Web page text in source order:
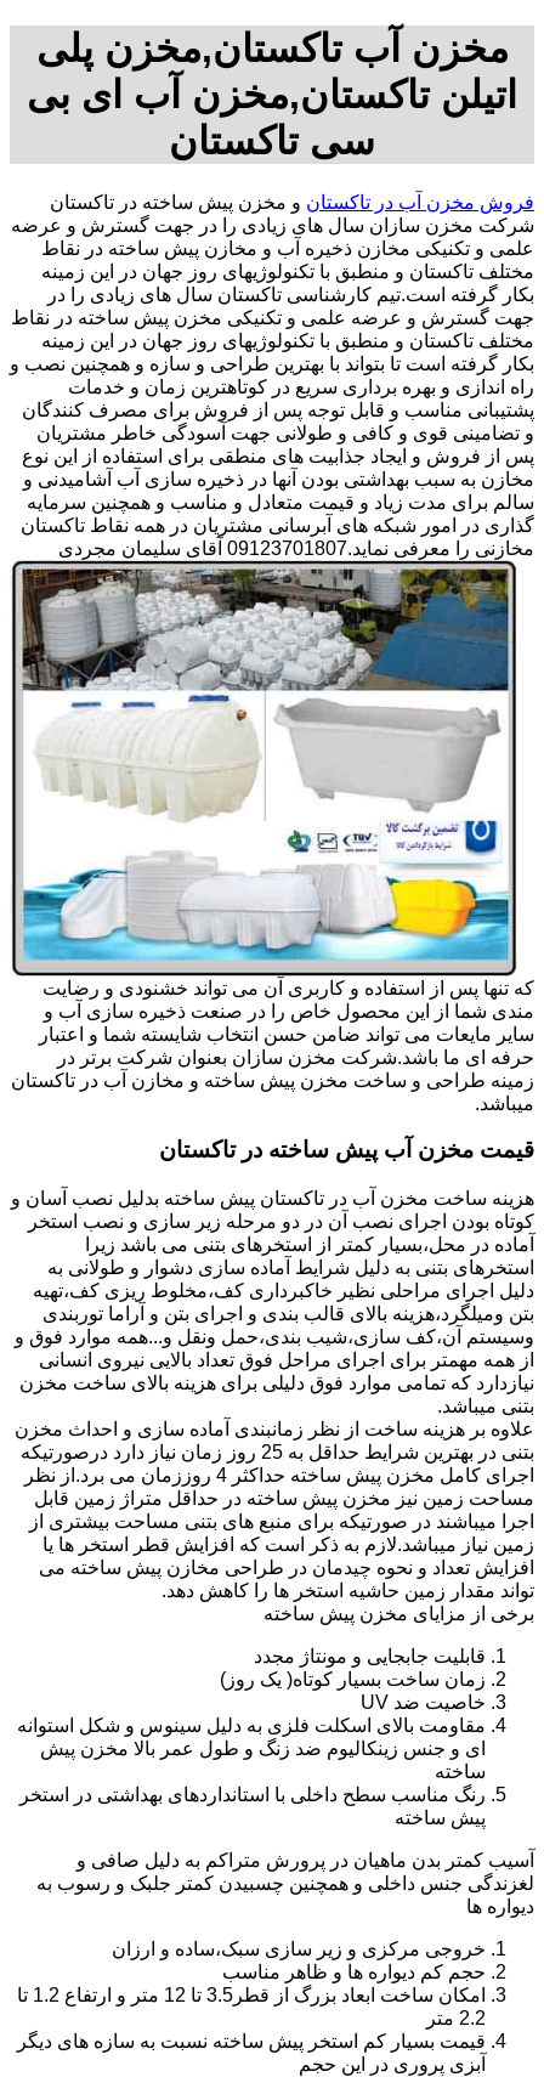
مخزن آب تاکستان,مخزن پلی
اتیلن تاکستان,مخزن آب ای بی
سی تاکستان
فروش مخزن آب در تاکستان و مخزن پیش ساخته در تاکستان
شرکت مخزن سازان سال های زیادی را در جهت گسترش و عرضه
علمی و تکنیکی مخازن ذخیره آب و مخازن پیش ساخته در نقاط
مختلف تاکستان و منطبق با تکنولوژیهای روز جهان در این زمینه
بکار گرفته است.تیم کارشناسی تاکستان سال های زیادی را در
جهت گسترش و عرضه علمی و تکنیکی مخزن پیش ساخته در نقاط
مختلف تاکستان و منطبق با تکنولوژیهای روز جهان در این زمینه
بکار گرفته است تا بتواند با بهترین طراحی و سازه و همچنین نصب و
راه اندازی و بهره برداری سریع در کوتاهترین زمان و خدمات
پشتیبانی مناسب و قابل توجه پس از فروش برای مصرف کنندگان
و تضامینی قوی و کافی و طولانی جهت آسودگی خاطر مشتریان
پس از فروش و ایجاد جذابیت های منطقی برای استفاده از این نوع
مخازن به سبب بهداشتی بودن آنها در ذخیره سازی آب آشامیدنی و
سالم برای مدت زیاد و قیمت متعادل و مناسب و همچنین سرمایه
گذاری در امور شبکه های آبرسانی مشتریان در همه نقاط تاکستان
مخازنی را معرفی نماید.09123701807 آقای سلیمان مجردی
که تنها پس از استفاده و کاربری آن می تواند خشنودی و رضایت
مندی شما از این محصول خاص را در صنعت ذخیره سازی آب و
سایر مایعات می تواند ضامن حسن انتخاب شایسته شما و اعتبار
حرفه ای ما باشد.شرکت مخزن سازان بعنوان شرکت برتر در
زمینه طراحی و ساخت مخزن پیش ساخته و مخازن آب در تاکستان
میباشد.
قیمت مخزن آب پیش ساخته در تاکستان
هزینه ساخت مخزن آب در تاکستان پیش ساخته بدلیل نصب آسان و
کوتاه بودن اجرای نصب آن در دو مرحله زیر سازی و نصب استخر
آماده در محل،بسیار کمتر از استخرهای بتنی می باشد زیرا
استخرهای بتنی به دلیل شرایط آماده سازی دشوار و طولانی به
دلیل اجرای مراحلی نظیر خاکبرداری کف،مخلوط ریزی کف،تهیه
بتن ومیلگرد،هزینه بالای قالب بندی و اجرای بتن و آراما توربندی
وسیستم آن،کف سازی،شیب بندی،حمل ونقل و...همه موارد فوق و
از همه مهمتر برای اجرای مراحل فوق تعداد بالایی نیروی انسانی
نیازدارد که تمامی موارد فوق دلیلی برای هزینه بالای ساخت مخزن
بتنی میباشد.
علاوه بر هزینه ساخت از نظر زمانبندی آماده سازی و احداث مخزن
بتنی در بهترین شرایط حداقل به 25 روز زمان نیاز دارد درصورتیکه
اجرای کامل مخزن پیش ساخته حداکثر 4 روززمان می برد.از نظر
مساحت زمین نیز مخزن پیش ساخته در حداقل متراژ زمین قابل
اجرا میباشند در صورتیکه برای منبع های بتنی مساحت بیشتری از
زمین نیاز میباشد.لازم به ذکر است که افزایش قطر استخر ها یا
افزایش تعداد و نحوه چیدمان در طراحی مخازن پیش ساخته می
تواند مقدار زمین حاشیه استخر ها را کاهش دهد.
برخی از مزایای مخزن پیش ساخته
قابلیت جابجایی و مونتاژ مجدد
زمان ساخت بسیار کوتاه( یک روز)
خاصیت ضد UV
مقاومت بالای اسکلت فلزی به دلیل سینوس و شکل استوانه
ای و جنس زینکالیوم ضد زنگ و طول عمر بالا مخزن پیش
ساخته
رنگ مناسب سطح داخلی با استانداردهای بهداشتی در استخر
پیش ساخته
آسیب کمتر بدن ماهیان در پرورش متراکم به دلیل صافی و
لغزندگی جنس داخلی و همچنین چسبیدن کمتر جلبک و رسوب به
دیواره ها
خروجی مرکزی و زیر سازی سبک،ساده و ارزان
حجم کم دیواره ها و ظاهر مناسب
امکان ساخت ابعاد بزرگ از قطر3.5 تا 12 متر و ارتفاع 1.2 تا
2.2 متر
قیمت بسیار کم استخر پیش ساخته نسبت به سازه های دیگر
آبزی پروری در این حجم